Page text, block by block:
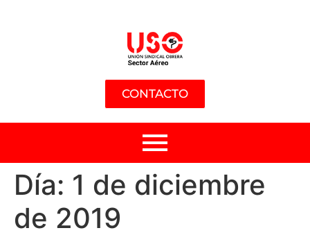
CONTACTO
Día: 1 de diciembre
de 2019